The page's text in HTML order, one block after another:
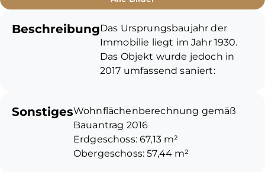
BeschreibungDas Ursprungsbaujahr der
Immobilie liegt im Jahr 1930.
Das Objekt wurde jedoch in
2017 umfassend saniert:
Gaszentralheizung mit
Solarunterstützung, neue
Sanitäreinrichtungen, neue
Fenster und neue Böden. Die
SonstigesWohnflächenberechnung gemäß
Bauantrag 2016
Erdgeschoss: 67,13 m²
Obergeschoss: 57,44 m²